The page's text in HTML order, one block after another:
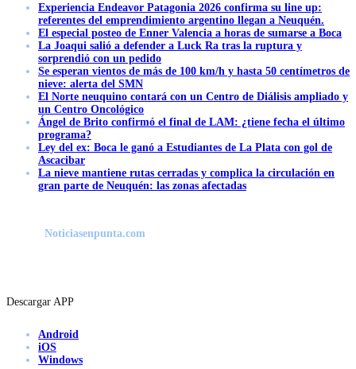
Experiencia Endeavor Patagonia 2026 confirma su line up:
referentes del emprendimiento argentino llegan a Neuquén.
El especial posteo de Enner Valencia a horas de sumarse a Boca
La Joaqui salió a defender a Luck Ra tras la ruptura y
sorprendió con un pedido
Se esperan vientos de más de 100 km/h y hasta 50 centímetros de
nieve: alerta del SMN
El Norte neuquino contará con un Centro de Diálisis ampliado y
un Centro Oncológico
Ángel de Brito confirmó el final de LAM: ¿tiene fecha el último
programa?
Ley del ex: Boca le ganó a Estudiantes de La Plata con gol de
Ascacibar
La nieve mantiene rutas cerradas y complica la circulación en
gran parte de Neuquén: las zonas afectadas
Noticiasenpunta.com
Descargar APP
Android
iOS
Windows